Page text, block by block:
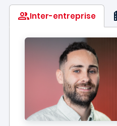
Inter-entreprise